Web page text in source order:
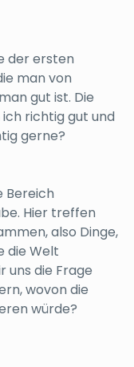
der ersten
man von
gut ist. Die
ich richtig gut und
gerne?
Bereich
Hier treffen
also Dinge,
die Welt
uns die Frage
wovon die
würde?